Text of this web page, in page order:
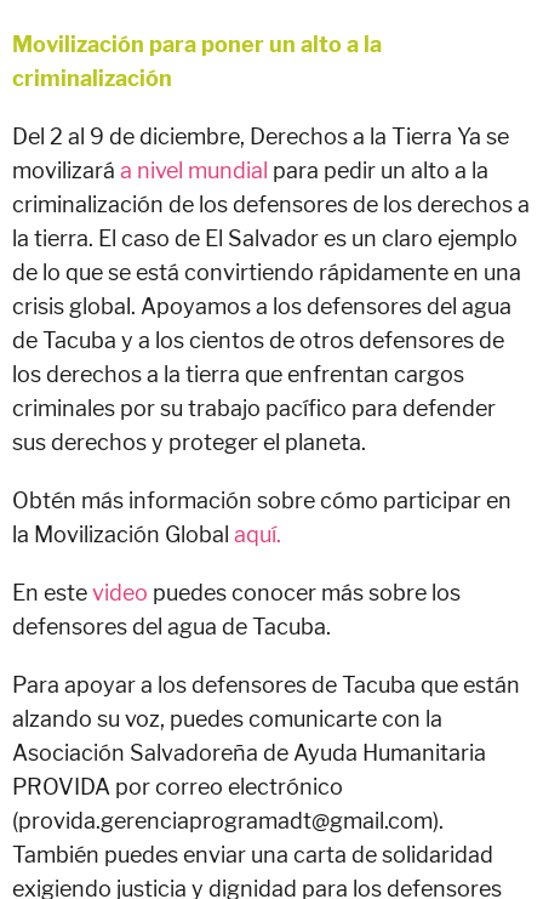
Movilización para poner un alto a la
criminalización
Del 2 al 9 de diciembre, Derechos a la Tierra Ya se
movilizará a nivel mundial para pedir un alto a la
criminalización de los defensores de los derechos a
la tierra. El caso de El Salvador es un claro ejemplo
de lo que se está convirtiendo rápidamente en una
crisis global. Apoyamos a los defensores del agua
de Tacuba y a los cientos de otros defensores de
los derechos a la tierra que enfrentan cargos
criminales por su trabajo pacífico para defender
sus derechos y proteger el planeta.
Obtén más información sobre cómo participar en
la Movilización Global aquí.
En estevideo puedes conocer más sobre los
defensores del agua de Tacuba.
Para apoyar a los defensores de Tacuba que están
alzando su voz, puedes comunicarte con la
Asociación Salvadoreña de Ayuda Humanitaria
PROVIDA por correo electrónico
(provida.gerenciaprogramadt@gmail.com).
También puedes enviar una carta de solidaridad
exigiendo justicia y dignidad para los defensores